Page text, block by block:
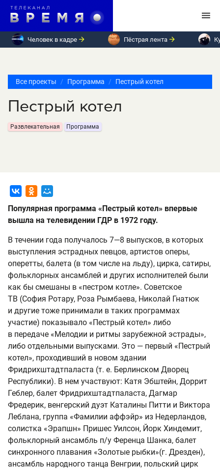
Человек в кадре Пёстрая лента
Все проекты Программа Пестрый котел
Пестрый котел
Развлекательная Программа
Популярная программа «Пестрый котел» впервые
вышла на телевидении ГДР в 1972 году.
В течении года получалось 7—8 выпусков, в которых
выступления эстрадных певцов, артистов оперы,
оперетты, балета (в том числе на льду), цирка, сатиры,
фольклорных ансамблей и других исполнителей были
как бы смешаны в «пестром котле». Советское
ТВ (София Ротару, Роза Рымбаева, Николай Гнатюк
и другие тоже принимали в таких программах
участие) показывало «Пестрый котел» либо
в передаче «Мелодии и ритмы зарубежной эстрады»,
либо отдельными выпусками. Это — первый «Пестрый
котел», проходивший в новом здании
Фридрихштадтпаласта (т. е. Берлинском Дворец
Республики). В нем участвуют: Катя Эбштейн, Доррит
Геблер, балет Фридрихштадтпаласта, Дагмар
Фредерик, венгерский дуэт Каталины Питти и Виктора
Леблана, группа «Фамилии аффэйр» из Недерландов,
солистка «Эрапшн» Пришес Уилсон, Йорк Хиндемит,
фольклорный ансамбль п/у Ференца Шанка, балет
синхронного плавания «Золотые рыбки»(г. Дрезден),
ансамбль народного танца Венгрии, польский цирк